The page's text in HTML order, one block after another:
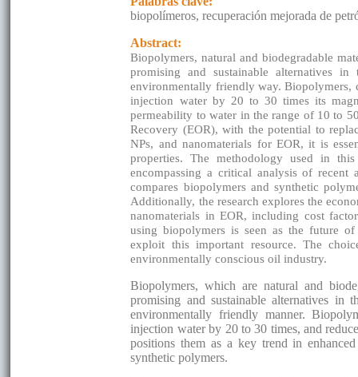
biopolímeros, recuperación mejorada de
Abstract:
Biopolymers, natural and biodegradable
promising and sustainable alternatives
environmentally friendly way.
injection water by 20 to 30 times its
permeability to water in the range of 10 to
Recovery (EOR), with the potential to
NPs, and nanomaterials for EOR, it is
properties. The methodology used in
encompassing a critical analysis of recent
compares biopolymers and synthetic
Additionally, the research explores the
nanomaterials in EOR, including cost
using biopolymers is seen as the future
exploit this important resource. The
environmentally conscious oil industry.
Biopolymers, which are natural and
promising and sustainable alternatives
environmentally friendly manner.
injection water by 20 to 30 times, and
positions them as a key trend in
synthetic polymers.